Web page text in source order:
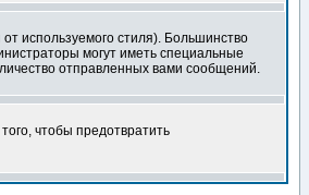
используемого стиля). Большинство
могут иметь специальные
отправленных вами сообщений.
чтобы предотвратить